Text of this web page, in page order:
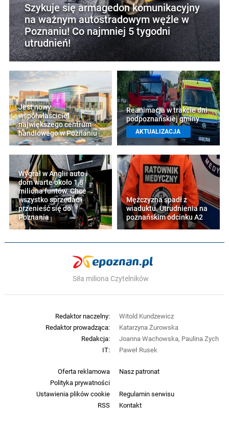
Szykuje się armagedon komunikacyjny
na ważnym autostradowym węźle w
Poznaniu! Co najmniej 5 tygodni
utrudnień!
Jest nowy
współwłaściciel
największego centrum
handlowego w Poznaniu
Reanimacja w trakcie dni
podpoznańskiej gminy
AKTUALIZACJA
Wygrał w Anglii auto i
dom warte około 1,8
miliona funtów. Chce
wszystko sprzedać i
przenieść się do
Poznania
Mężczyzna spadł z
wiaduktu. Utrudnienia na
poznańskim odcinku A2
Siła miliona Czytelników
Oferta reklamowa
Nasz patronat
Polityka prywatności
Ustawienia plików cookie
Regulamin serwisu
RSS
Kontakt
Redaktor naczelny:
Witold Kundzewicz
Redaktor prowadząca:
Katarzyna Żurowska
Redakcja:
Joanna Wachowska, Paulina Zych
IT:
Paweł Rusek